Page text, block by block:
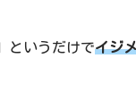
というだけでイジ